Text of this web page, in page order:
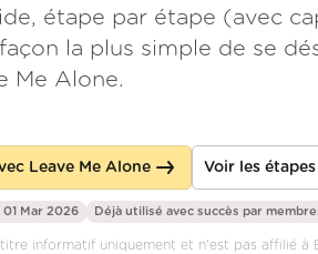
étape par étape (avec
la plus simple de se
Me Alone.
Leave Me Alone Voir les
Mar 2026 Déjà utilisé avec succès par
informatif uniquement et n'est pas affilié à